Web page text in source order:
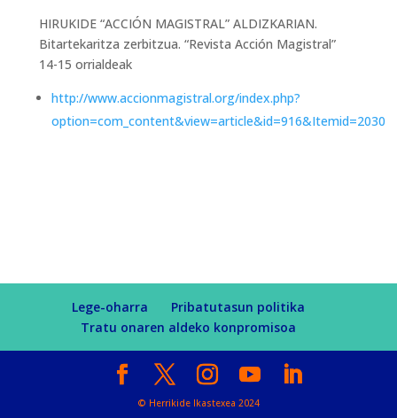
HIRUKIDE “ACCIÓN MAGISTRAL” ALDIZKARIAN.
Bitartekaritza zerbitzua. “Revista Acción Magistral”
14-15 orrialdeak
http://www.accionmagistral.org/index.php?
option=com_content&view=article&id=916&Itemid=2030
Lege-oharra
Pribatutasun politika
Tratu onaren aldeko konpromisoa
© Herrikide Ikastexea 2024